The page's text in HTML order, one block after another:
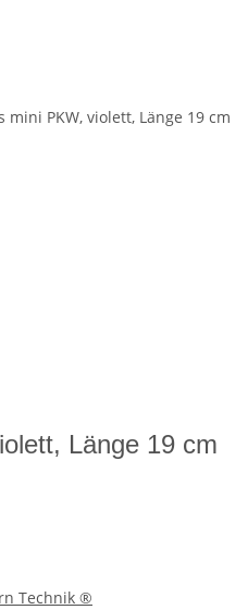
Länge 19 cm
Technik ®